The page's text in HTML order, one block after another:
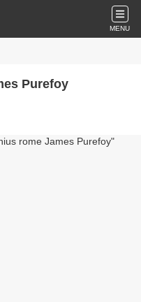
MENU
Purefoy